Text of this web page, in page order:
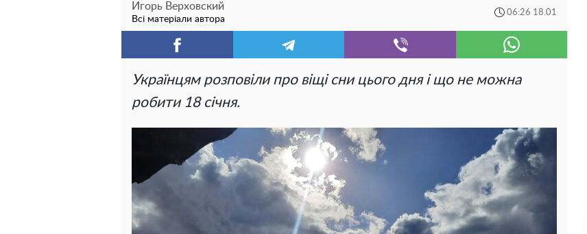
Игорь Верховский
Всі матеріали автора
06:26 18.01
Українцям розповіли про віщі сни цього дня і що не можна
робити 18 січня.